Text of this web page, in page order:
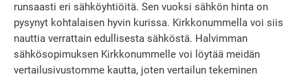
runsaasti eri sähköyhtiöitä. Sen vuoksi sähkön hinta on
pysynyt kohtalaisen hyvin kurissa. Kirkkonummella voi siis
nauttia verrattain edullisesta sähköstä. Halvimman
sähkösopimuksen Kirkkonummelle voi löytää meidän
vertailusivustomme kautta, joten vertailun tekeminen